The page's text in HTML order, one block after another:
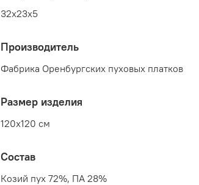
32x23x5
Производитель
Фабрика Оренбургских пуховых платков
Размер изделия
120x120 см
Состав
Козий пух 72%, ПА 28%